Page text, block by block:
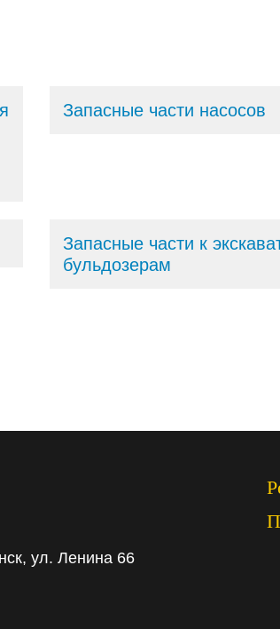
Запасные части насосов
Запасные части к
бульдозерам
ул. Ленина 66